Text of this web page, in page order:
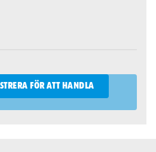
FÖR ATT HANDLA